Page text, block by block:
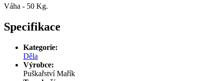
Váha - 50 Kg.
Specifikace
Kategorie:
Děla
Výrobce:
Puškařství Mařík